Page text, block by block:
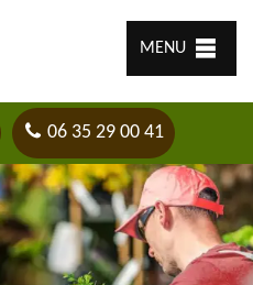
MENU
06 35 29 00 41